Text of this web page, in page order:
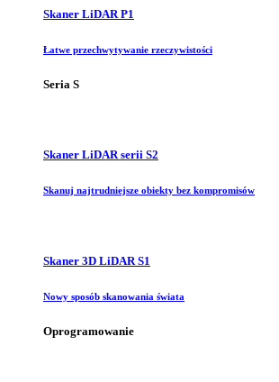
Skaner LiDAR P1
Łatwe przechwytywanie rzeczywistości
Seria S
Skaner LiDAR serii S2
Skanuj najtrudniejsze obiekty bez kompromisów
Skaner 3D LiDAR S1
Nowy sposób skanowania świata
Oprogramowanie